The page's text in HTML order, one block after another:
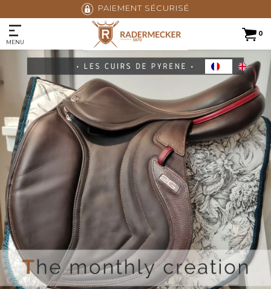
PAIEMENT SÉCURISÉ
0
MENU